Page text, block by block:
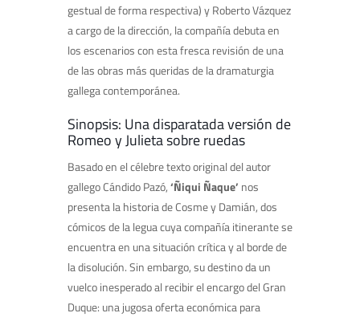
gestual de forma respectiva) y Roberto Vázquez
a cargo de la dirección, la compañía debuta en
los escenarios con esta fresca revisión de una
de las obras más queridas de la dramaturgia
gallega contemporánea.
Sinopsis: Una disparatada versión de
Romeo y Julieta sobre ruedas
Basado en el célebre texto original del autor
gallego Cándido Pazó,‘Ñiqui Ñaque’ nos
presenta la historia de Cosme y Damián, dos
cómicos de la legua cuya compañía itinerante se
encuentra en una situación crítica y al borde de
la disolución. Sin embargo, su destino da un
vuelco inesperado al recibir el encargo del Gran
Duque: una jugosa oferta económica para